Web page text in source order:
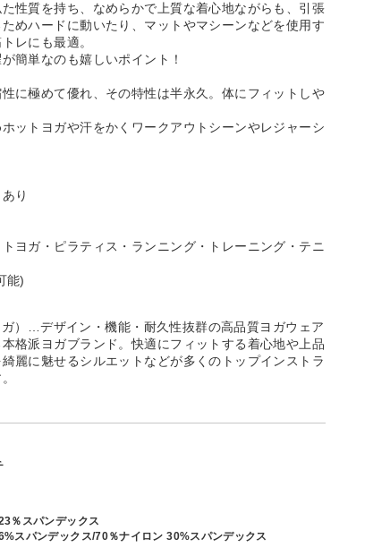
た性質を持ち、なめらかで上質な着心地ながらも、引張
めハードに動いたり、マットやマシーンなどを使用す
レにも最適。
簡単なのも嬉しいポイント！
性に極めて優れ、その特性は半永久。体にフィットしや
ットヨガや汗をかくワークアウトシーンやレジャーシ
り
ヨガ・ピラティス・ランニング・トレーニング・テニ
能)
）…デザイン・機能・耐久性抜群の高品質ヨガウェア
格派ヨガブランド。快適にフィットする着心地や上品
麗に魅せるシルエットなどが多くのトップインストラ
％スパンデックス
スパンデックス/70％ナイロン 30%スパンデックス